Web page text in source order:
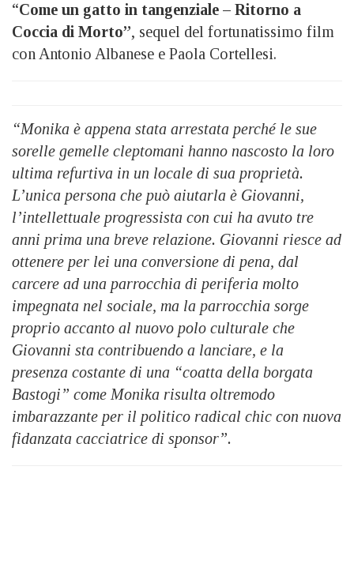
“Come un gatto in tangenziale – Ritorno a
Coccia di Morto”, sequel del fortunatissimo film
con Antonio Albanese e Paola Cortellesi.
“Monika è appena stata arrestata perché le sue
sorelle gemelle cleptomani hanno nascosto la loro
ultima refurtiva in un locale di sua proprietà.
L’unica persona che può aiutarla è Giovanni,
l’intellettuale progressista con cui ha avuto tre
anni prima una breve relazione. Giovanni riesce ad
ottenere per lei una conversione di pena, dal
carcere ad una parrocchia di periferia molto
impegnata nel sociale, ma la parrocchia sorge
proprio accanto al nuovo polo culturale che
Giovanni sta contribuendo a lanciare, e la
presenza costante di una “coatta della borgata
Bastogi” come Monika risulta oltremodo
imbarazzante per il politico radical chic con nuova
fidanzata cacciatrice di sponsor”.